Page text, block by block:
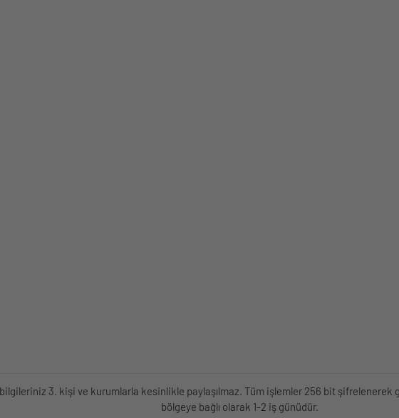
3. kişi ve kurumlarla kesinlikle paylaşılmaz. Tüm işlemler 256 bit
bölgeye bağlı olarak 1-2 iş günüdür.